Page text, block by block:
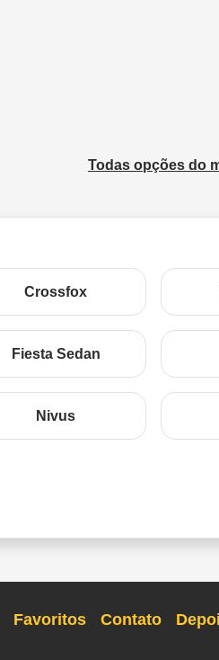
Todas opções do
Crossfox
Fiesta Sedan
Nivus
Favoritos Contato